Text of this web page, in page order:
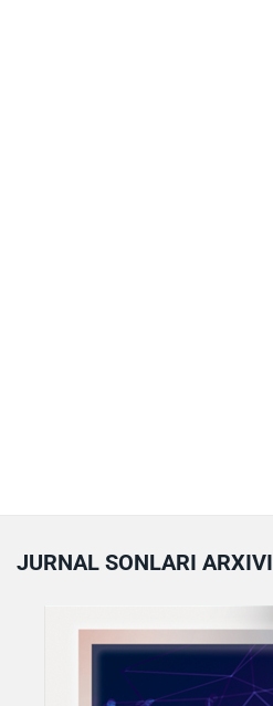
JURNAL SONLARI ARXIVI